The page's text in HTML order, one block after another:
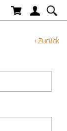
‹ Zurück